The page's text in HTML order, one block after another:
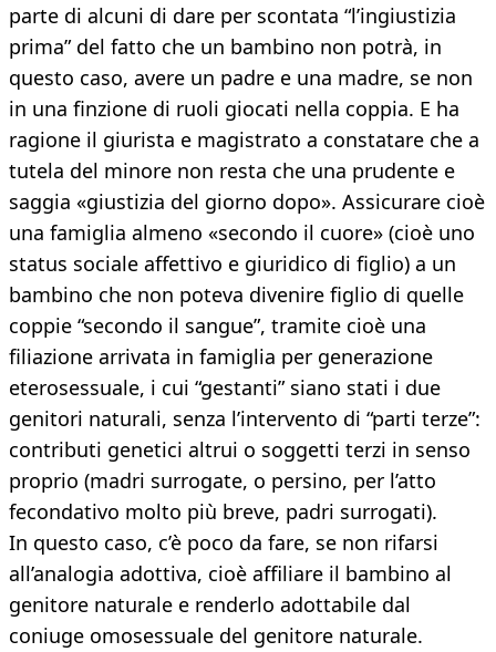
parte di alcuni di dare per scontata “l’ingiustizia
prima” del fatto che un bambino non potrà, in
questo caso, avere un padre e una madre, se non
in una finzione di ruoli giocati nella coppia. E ha
ragione il giurista e magistrato a constatare che a
tutela del minore non resta che una prudente e
saggia «giustizia del giorno dopo». Assicurare cioè
una famiglia almeno «secondo il cuore» (cioè uno
status sociale affettivo e giuridico di figlio) a un
bambino che non poteva divenire figlio di quelle
coppie “secondo il sangue”, tramite cioè una
filiazione arrivata in famiglia per generazione
eterosessuale, i cui “gestanti” siano stati i due
genitori naturali, senza l’intervento di “parti terze”:
contributi genetici altrui o soggetti terzi in senso
proprio (madri surrogate, o persino, per l’atto
fecondativo molto più breve, padri surrogati).
In questo caso, c’è poco da fare, se non rifarsi
all’analogia adottiva, cioè affiliare il bambino al
genitore naturale e renderlo adottabile dal
coniuge omosessuale del genitore naturale.